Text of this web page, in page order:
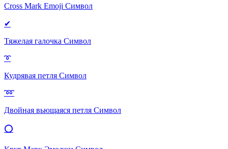
Cross Mark Emoji Символ
✔
Тяжелая галочка Символ
➰
Кудрявая петля Символ
➿
Двойная вьющаяся петля Символ
⭕